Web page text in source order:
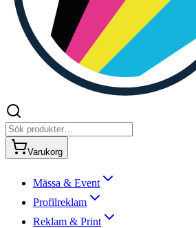
Varukorg
Mässa & Event
Profilreklam
Reklam & Print